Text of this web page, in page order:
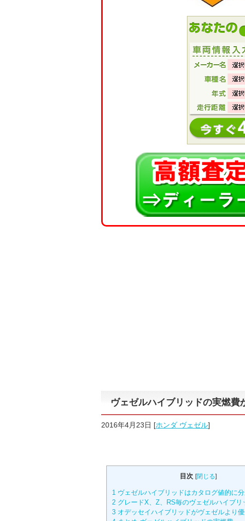
ヴェゼルハイブリッドの実燃費
2016年4月23日 [ホンダ ヴェゼル]
目次 [閉じる]
1 ヴェゼルハイブリッドはカタログ値的に分
2 グレードX、Z、RS毎のヴェゼルハイブリ
3 オデッセイハイブリッドがヴェゼルより